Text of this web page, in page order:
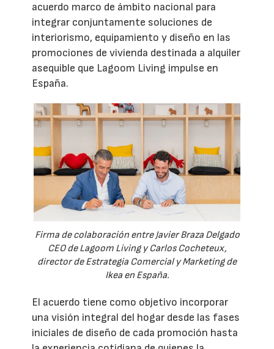
acuerdo marco de ámbito nacional para
integrar conjuntamente soluciones de
interiorismo, equipamiento y diseño en las
promociones de vivienda destinada a alquiler
asequible que Lagoom Living impulse en
España.
Firma de colaboración entre Javier Braza Delgado
CEO de Lagoom Living y Carlos Cocheteux,
director de Estrategia Comercial y Marketing de
Ikea en España.
El acuerdo tiene como objetivo incorporar
una visión integral del hogar desde las fases
iniciales de diseño de cada promoción hasta